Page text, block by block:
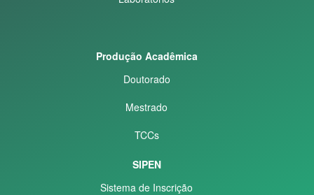
Produção Acadêmica
Doutorado
Mestrado
TCCs
SIPEN
Sistema de Inscrição